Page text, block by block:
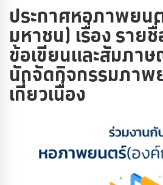
ประกาศหอภาพยน
มหาชน) เรื่อง ราย
ข้อเขียนและสัมภา
นักจัดกิจกรรมภาพ
เกี่ยวเนื่อง